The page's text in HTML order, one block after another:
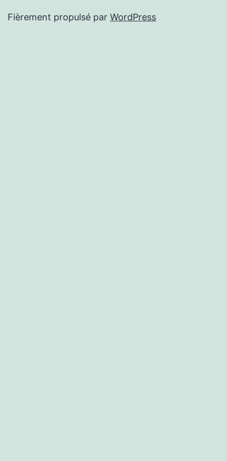
Fièrement propulsé par WordPress